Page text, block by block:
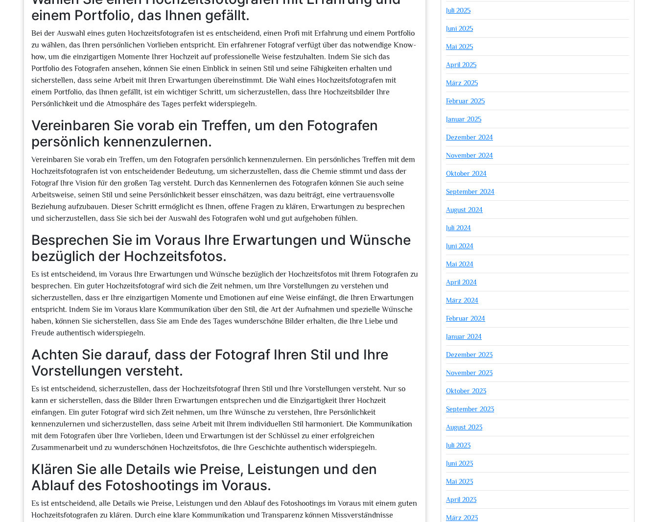
einem Portfolio, das Ihnen gefällt.
Bei der Auswahl eines guten Hochzeitsfotografen ist es entscheidend, einen Profi mit Erfahrung und einem Portfolio
zu wählen, das Ihren persönlichen Vorlieben entspricht. Ein erfahrener Fotograf verfügt über das notwendige Know-
how, um die einzigartigen Momente Ihrer Hochzeit auf professionelle Weise festzuhalten. Indem Sie sich das
Portfolio des Fotografen ansehen, können Sie einen Einblick in seinen Stil und seine Fähigkeiten erhalten und
sicherstellen, dass seine Arbeit mit Ihren Erwartungen übereinstimmt. Die Wahl eines Hochzeitsfotografen mit
einem Portfolio, das Ihnen gefällt, ist ein wichtiger Schritt, um sicherzustellen, dass Ihre Hochzeitsbilder Ihre
Persönlichkeit und die Atmosphäre des Tages perfekt widerspiegeln.
Vereinbaren Sie vorab ein Treffen, um den Fotografen
persönlich kennenzulernen.
Vereinbaren Sie vorab ein Treffen, um den Fotografen persönlich kennenzulernen. Ein persönliches Treffen mit dem
Hochzeitsfotografen ist von entscheidender Bedeutung, um sicherzustellen, dass die Chemie stimmt und dass der
Fotograf Ihre Vision für den großen Tag versteht. Durch das Kennenlernen des Fotografen können Sie auch seine
Arbeitsweise, seinen Stil und seine Persönlichkeit besser einschätzen, was dazu beiträgt, eine vertrauensvolle
Beziehung aufzubauen. Dieser Schritt ermöglicht es Ihnen, offene Fragen zu klären, Erwartungen zu besprechen
und sicherzustellen, dass Sie sich bei der Auswahl des Fotografen wohl und gut aufgehoben fühlen.
Besprechen Sie im Voraus Ihre Erwartungen und Wünsche
bezüglich der Hochzeitsfotos.
Es ist entscheidend, im Voraus Ihre Erwartungen und Wünsche bezüglich der Hochzeitsfotos mit Ihrem Fotografen zu
besprechen. Ein guter Hochzeitsfotograf wird sich die Zeit nehmen, um Ihre Vorstellungen zu verstehen und
sicherzustellen, dass er Ihre einzigartigen Momente und Emotionen auf eine Weise einfängt, die Ihren Erwartungen
entspricht. Indem Sie im Voraus klare Kommunikation über den Stil, die Art der Aufnahmen und spezielle Wünsche
haben, können Sie sicherstellen, dass Sie am Ende des Tages wunderschöne Bilder erhalten, die Ihre Liebe und
Freude authentisch widerspiegeln.
Achten Sie darauf, dass der Fotograf Ihren Stil und Ihre
Vorstellungen versteht.
Es ist entscheidend, sicherzustellen, dass der Hochzeitsfotograf Ihren Stil und Ihre Vorstellungen versteht. Nur so
kann er sicherstellen, dass die Bilder Ihren Erwartungen entsprechen und die Einzigartigkeit Ihrer Hochzeit
einfangen. Ein guter Fotograf wird sich Zeit nehmen, um Ihre Wünsche zu verstehen, Ihre Persönlichkeit
kennenzulernen und sicherzustellen, dass seine Arbeit mit Ihrem individuellen Stil harmoniert. Die Kommunikation
mit dem Fotografen über Ihre Vorlieben, Ideen und Erwartungen ist der Schlüssel zu einer erfolgreichen
Zusammenarbeit und zu wunderschönen Hochzeitsfotos, die Ihre Geschichte authentisch widerspiegeln.
Klären Sie alle Details wie Preise, Leistungen und den
Ablauf des Fotoshootings im Voraus.
Es ist entscheidend, alle Details wie Preise, Leistungen und den Ablauf des Fotoshootings im Voraus mit einem guten
Hochzeitsfotografen zu klären. Durch eine klare Kommunikation und Transparenz können Missverständnisse
Juli 2025
Juni 2025
Mai 2025
April 2025
März 2025
Februar 2025
Januar 2025
Dezember 2024
November 2024
Oktober 2024
September 2024
August 2024
Juli 2024
Juni 2024
Mai 2024
April 2024
März 2024
Februar 2024
Januar 2024
Dezember 2023
November 2023
Oktober 2023
September 2023
August 2023
Juli 2023
Juni 2023
Mai 2023
April 2023
März 2023